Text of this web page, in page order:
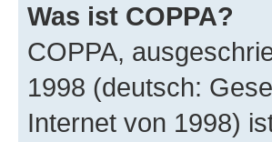
Was ist COPPA?
COPPA,
1998 (deutsch:
Internet von 1998)